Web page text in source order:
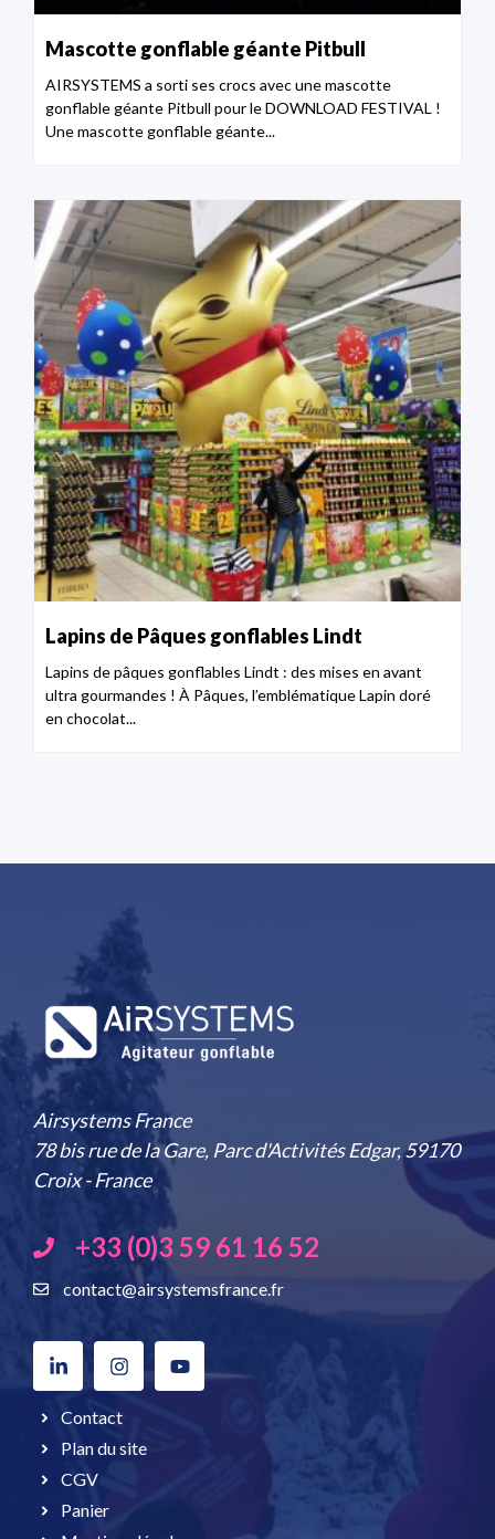
Mascotte gonflable géante Pitbull
AIRSYSTEMS a sorti ses crocs avec une mascotte
gonflable géante Pitbull pour le DOWNLOAD FESTIVAL !
Une mascotte gonflable géante...
Lapins de Pâques gonflables Lindt
Lapins de pâques gonflables Lindt : des mises en avant
ultra gourmandes ! À Pâques, l’emblématique Lapin doré
en chocolat...
Airsystems France
78 bis rue de la Gare, Parc d'Activités Edgar, 59170
Croix - France
+33 (0)3 59 61 16 52
contact@airsystemsfrance.fr
Contact
Plan du site
CGV
Panier